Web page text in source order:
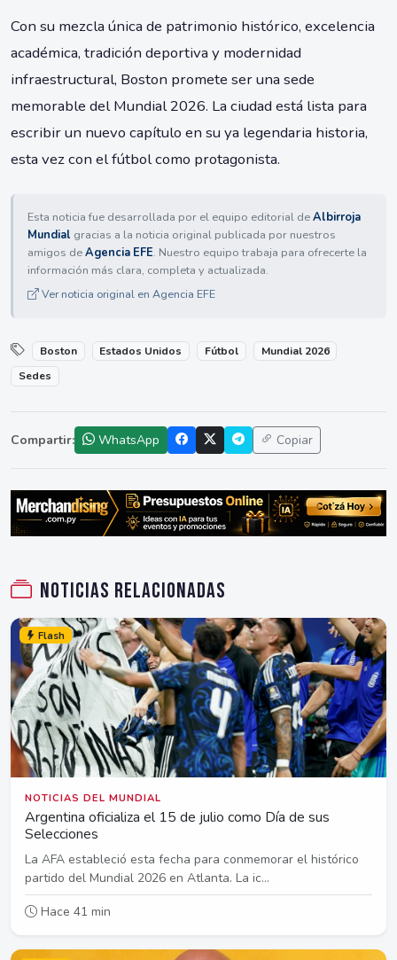
Con su mezcla única de patrimonio histórico, excelencia
académica, tradición deportiva y modernidad
infraestructural, Boston promete ser una sede
memorable del Mundial 2026. La ciudad está lista para
escribir un nuevo capítulo en su ya legendaria historia,
esta vez con el fútbol como protagonista.
Esta noticia fue desarrollada por el equipo editorial deAlbirroja
Mundial gracias a la noticia original publicada por nuestros
amigos deAgencia EFE. Nuestro equipo trabaja para ofrecerte la
información más clara, completa y actualizada.
Ver noticia original en Agencia EFE
Boston Estados Unidos Fútbol
Mundial 2026
Sedes
Compartir: WhatsApp Copiar
Noticias relacionadas
Flash
NOTICIAS DEL MUNDIAL
Argentina oficializa el 15 de julio como Día de sus
Selecciones
La AFA estableció esta fecha para conmemorar el histórico
partido del Mundial 2026 en Atlanta. La ic...
Hace 41 min